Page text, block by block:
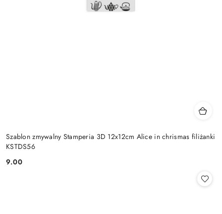
Szablon zmywalny Stamperia 3D 12x12cm Alice in chrismas filiżanki
KSTDS56
Cena:
9.00